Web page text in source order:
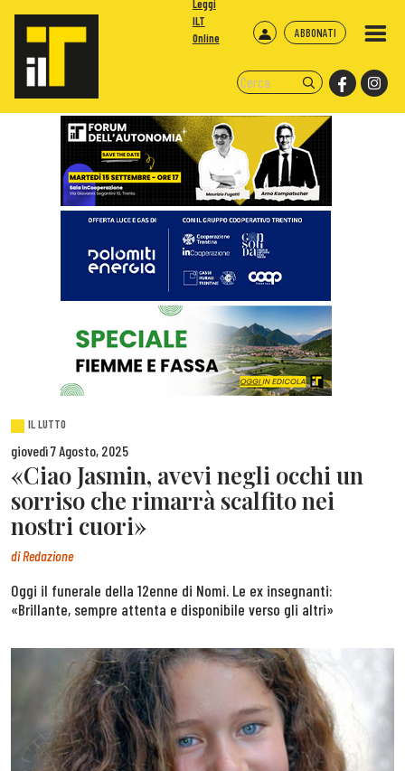
ABBONATI
Leggi
ILT
Online
IL LUTTO
giovedì 7 Agosto, 2025
«Ciao Jasmin, avevi negli occhi un
sorriso che rimarrà scalfito nei
nostri cuori»
diRedazione
Oggi il funerale della 12enne di Nomi. Le ex insegnanti:
«Brillante, sempre attenta e disponibile verso gli altri»